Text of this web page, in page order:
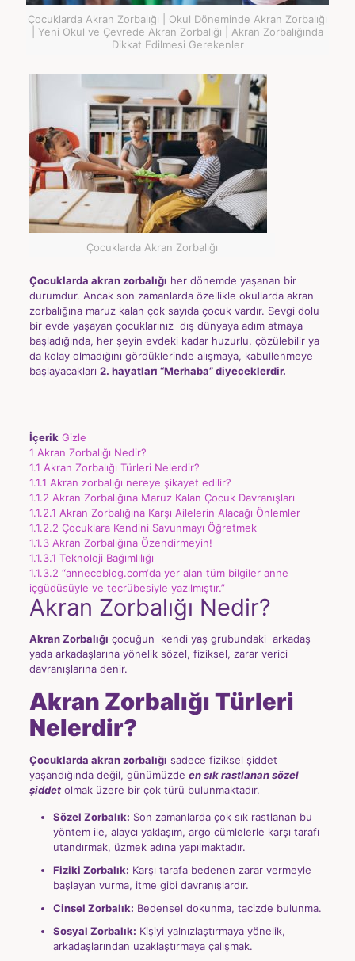
Çocuklarda Akran Zorbalığı | Okul Döneminde Akran Zorbalığı
| Yeni Okul ve Çevrede Akran Zorbalığı | Akran Zorbalığında
Dikkat Edilmesi Gerekenler
Çocuklarda Akran Zorbalığı
Çocuklarda akran zorbalığı her dönemde yaşanan bir
durumdur. Ancak son zamanlarda özellikle okullarda akran
zorbalığına maruz kalan çok sayıda çocuk vardır. Sevgi dolu
bir evde yaşayan çocuklarınız dış dünyaya adım atmaya
başladığında, her şeyin evdeki kadar huzurlu, çözülebilir ya
da kolay olmadığını gördüklerinde alışmaya, kabullenmeye
başlayacakları 2. hayatları “Merhaba” diyeceklerdir.
İçerik Gizle
1 Akran Zorbalığı Nedir?
1.1 Akran Zorbalığı Türleri Nelerdir?
1.1.1 Akran zorbalığı nereye şikayet edilir?
1.1.2 Akran Zorbalığına Maruz Kalan Çocuk Davranışları
1.1.2.1 Akran Zorbalığına Karşı Ailelerin Alacağı Önlemler
1.1.2.2 Çocuklara Kendini Savunmayı Öğretmek
1.1.3 Akran Zorbalığına Özendirmeyin!
1.1.3.1 Teknoloji Bağımlılığı
1.1.3.2 “anneceblog.com‘da yer alan tüm bilgiler anne
içgüdüsüyle ve tecrübesiyle yazılmıştır.”
Akran Zorbalığı Nedir?
Akran Zorbalığı çocuğun kendi yaş grubundaki arkadaş
yada arkadaşlarına yönelik sözel, fiziksel, zarar verici
davranışlarına denir.
Akran Zorbalığı Türleri
Nelerdir?
Çocuklarda akran zorbalığı sadece fiziksel şiddet
yaşandığında değil, günümüzde en sık rastlanan sözel
şiddetolmak üzere bir çok türü bulunmaktadır.
Sözel Zorbalık: Son zamanlarda çok sık rastlanan bu
yöntem ile, alaycı yaklaşım, argo cümlelerle karşı tarafı
utandırmak, üzmek adına yapılmaktadır.
Fiziki Zorbalık: Karşı tarafa bedenen zarar vermeyle
başlayan vurma, itme gibi davranışlardır.
Cinsel Zorbalık: Bedensel dokunma, tacizde bulunma.
Sosyal Zorbalık: Kişiyi yalnızlaştırmaya yönelik,
arkadaşlarından uzaklaştırmaya çalışmak.